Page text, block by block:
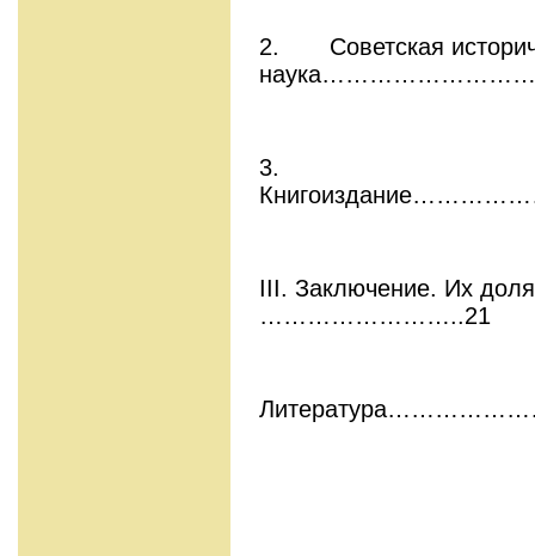
2. Советская
3.
III. Заключение. Их
……………………..21